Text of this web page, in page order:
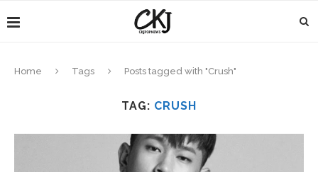
Home Tags Posts tagged with "Crush"
TAG: CRUSH